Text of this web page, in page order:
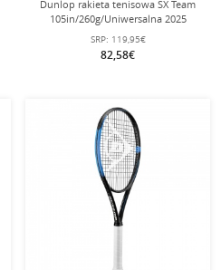
Dunlop rakieta tenisowa SX Team
105in/260g/Uniwersalna 2025
niebieskozielona/żółta - naciągnięta
-
SRP: 119,95€
82,58€